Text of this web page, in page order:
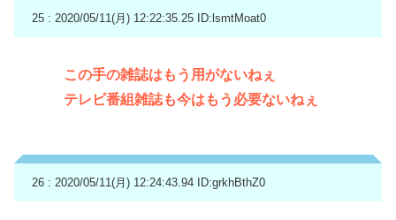
25 : 2020/05/11(月) 12:22:35.25 ID:lsmtMoat0
この手の雑誌はもう用がないねぇ
テレビ番組雑誌も今はもう必要ないねぇ
26 : 2020/05/11(月) 12:24:43.94 ID:grkhBthZ0